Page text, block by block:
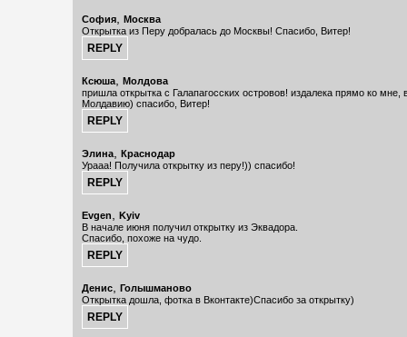
София, Москва
Открытка из Перу добралась до Москвы! Спасибо, Витер!
Ксюша, Молдова
пришла открытка с Галапагосских островов! издалека прямо ко
Молдавию) спасибо, Витер!
Элина, Краснодар
Урааа! Получила открытку из перу!)) спасибо!
Evgen, Kyiv
В начале июня получил открытку из Эквадора.
Спасибо, похоже на чудо.
Денис, Голышманово
Открытка дошла, фотка в Вконтакте)Спасибо за открытку)